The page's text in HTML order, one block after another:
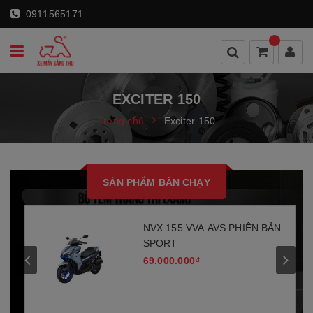
0911565171
EXCITER 150
Trang chủ Exciter 150
SẢN PHẨM BÁN CHẠY
NVX 155 VVA AVS PHIÊN BẢN
SPORT
69.000.000₫